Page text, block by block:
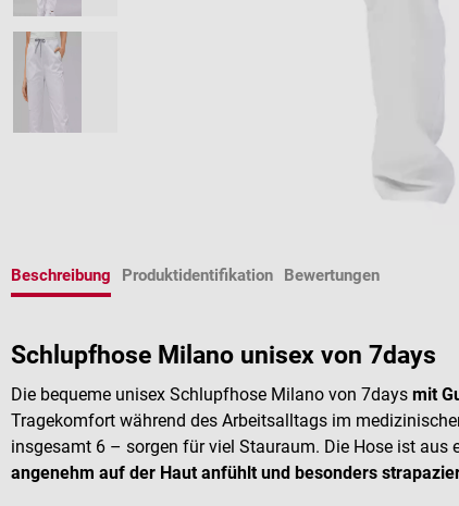
Beschreibung Produktidentifikation Bewertungen
Schlupfhose Milano unisex von 7days
Die bequeme unisex Schlupfhose Milano von 7days mit
Tragekomfort während des Arbeitsalltags im
insgesamt 6 – sorgen für viel Stauraum. Die Hose ist aus
angenehm auf der Haut anfühlt und besonders